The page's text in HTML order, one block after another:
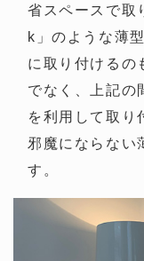
省スペースで取
k」のような薄
に取り付けるの
でなく、上記の
を利用して取り
邪魔にならない
す。